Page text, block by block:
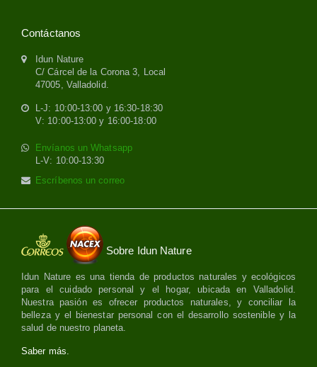
Contáctanos
Idun Nature
C/ Cárcel de la Corona 3, Local
47005, Valladolid.
L-J: 10:00-13:00 y 16:30-18:30
V: 10:00-13:00 y 16:00-18:00
Envíanos un Whatsapp
L-V: 10:00-13:30
Escríbenos un correo
Sobre Idun Nature
Idun Nature es una tienda de productos naturales y ecológicos
para el cuidado personal y el hogar, ubicada en Valladolid.
Nuestra pasión es ofrecer productos naturales, y conciliar la
belleza y el bienestar personal con el desarrollo sostenible y la
salud de nuestro planeta.
Saber más.